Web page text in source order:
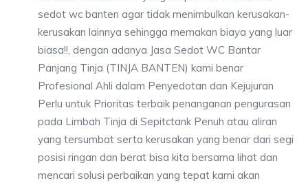
sedot wc banten agar tidak menimbulkan kerusakan-
kerusakan lainnya sehingga memakan biaya yang luar
biasa!!, dengan adanya Jasa Sedot WC Bantar
Panjang Tinja (TINJA BANTEN) kami benar
Profesional Ahli dalam Penyedotan dan Kejujuran
Perlu untuk Prioritas terbaik penanganan pengurasan
pada Limbah Tinja di Sepitctank Penuh atau aliran
yang tersumbat serta kerusakan yang benar dari segi
posisi ringan dan berat bisa kita bersama lihat dan
mencari solusi perbaikan yang tepat kami akan